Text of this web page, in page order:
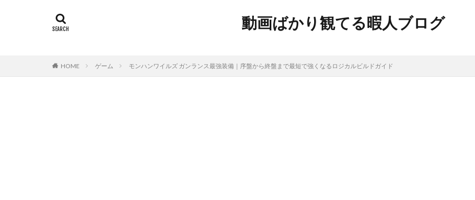
動画ばかり観てる暇人ブログ
HOME ゲーム モンハンワイルズ ガンランス最強装備｜序盤から終盤まで最短で強くなるロジカルビルドガイド